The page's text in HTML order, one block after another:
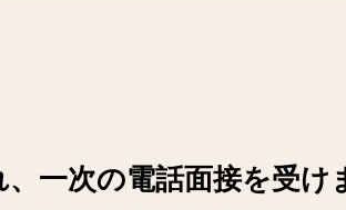
一次の電話面接を受け